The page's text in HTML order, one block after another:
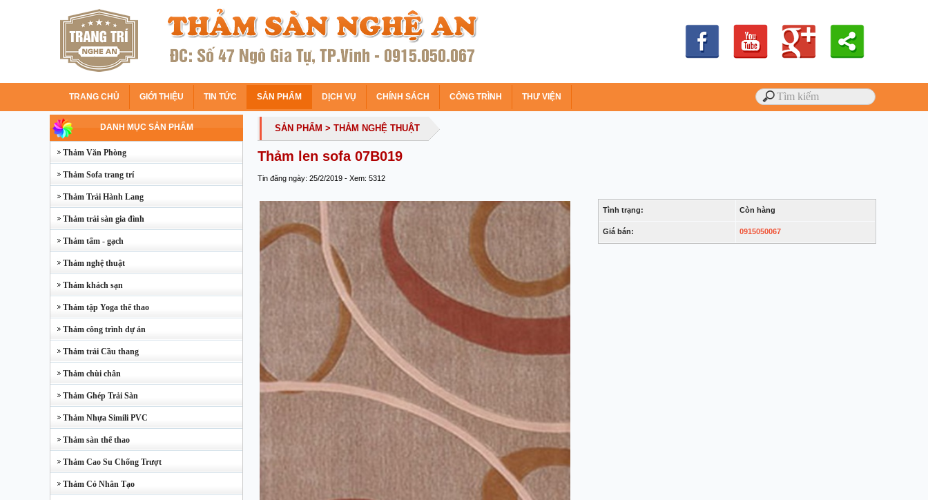
TRANG CHỦ GIỚI THIỆU TIN TỨC SẢN PHẨM DỊCH VỤ CHÍNH SÁCH CÔNG TRÌNH THƯ VIỆN
DANH MỤC SẢN PHẨM
Thảm Văn Phòng
Thảm Sofa trang trí
Thảm Trải Hành Lang
Thảm trải sàn gia đình
Thảm tấm - gạch
Thảm nghệ thuật
Thảm khách sạn
Thảm tập Yoga thể thao
Thảm công trình dự án
Thảm trải Cầu thang
Thảm chùi chân
Thảm Ghép Trải Sàn
Thảm Nhựa Simili PVC
Thảm sàn thể thao
Thảm Cao Su Chống Trượt
Thảm Cỏ Nhân Tạo
SẢN PHẨM > THẢM NGHỆ THUẬT
Thảm len sofa 07B019
Tin đăng ngày: 25/2/2019 - Xem: 5312
Tình trạng: Còn hàng
Giá bán: 0915050067